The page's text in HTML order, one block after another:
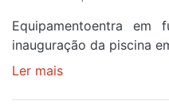
Equipamentoentra em
inauguração da piscina
Ler mais